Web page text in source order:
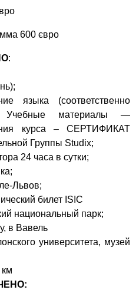
600 євро
:
(соответственно
Учебные материалы —
курса – СЕРТИФИКАТ
Группы Studix;
24 часа в сутки;
Львов;
билет ISIC
национальный парк;
в Вавель
университета, музей